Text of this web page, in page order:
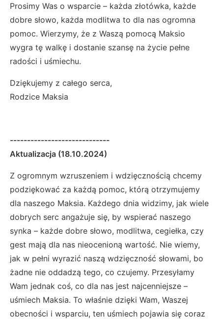
Prosimy Was o wsparcie – każda złotówka, każde
dobre słowo, każda modlitwa to dla nas ogromna
pomoc. Wierzymy, że z Waszą pomocą Maksio
wygra tę walkę i dostanie szansę na życie pełne
radości i uśmiechu.
Dziękujemy z całego serca,
Rodzice Maksia
-----------------------------
Aktualizacja (18.10.2024)
Z ogromnym wzruszeniem i wdzięcznością chcemy
podziękować za każdą pomoc, którą otrzymujemy
dla naszego Maksia. Każdego dnia widzimy, jak wiele
dobrych serc angażuje się, by wspierać naszego
synka – każde dobre słowo, modlitwa, cegiełka, czy
gest mają dla nas nieocenioną wartość. Nie wiemy,
jak w pełni wyrazić naszą wdzięczność słowami, bo
żadne nie oddadzą tego, co czujemy. Przesyłamy
Wam jednak coś, co dla nas jest najcenniejsze –
uśmiech Maksia. To właśnie dzięki Wam, Waszej
obecności i wsparciu, ten uśmiech pojawia się coraz